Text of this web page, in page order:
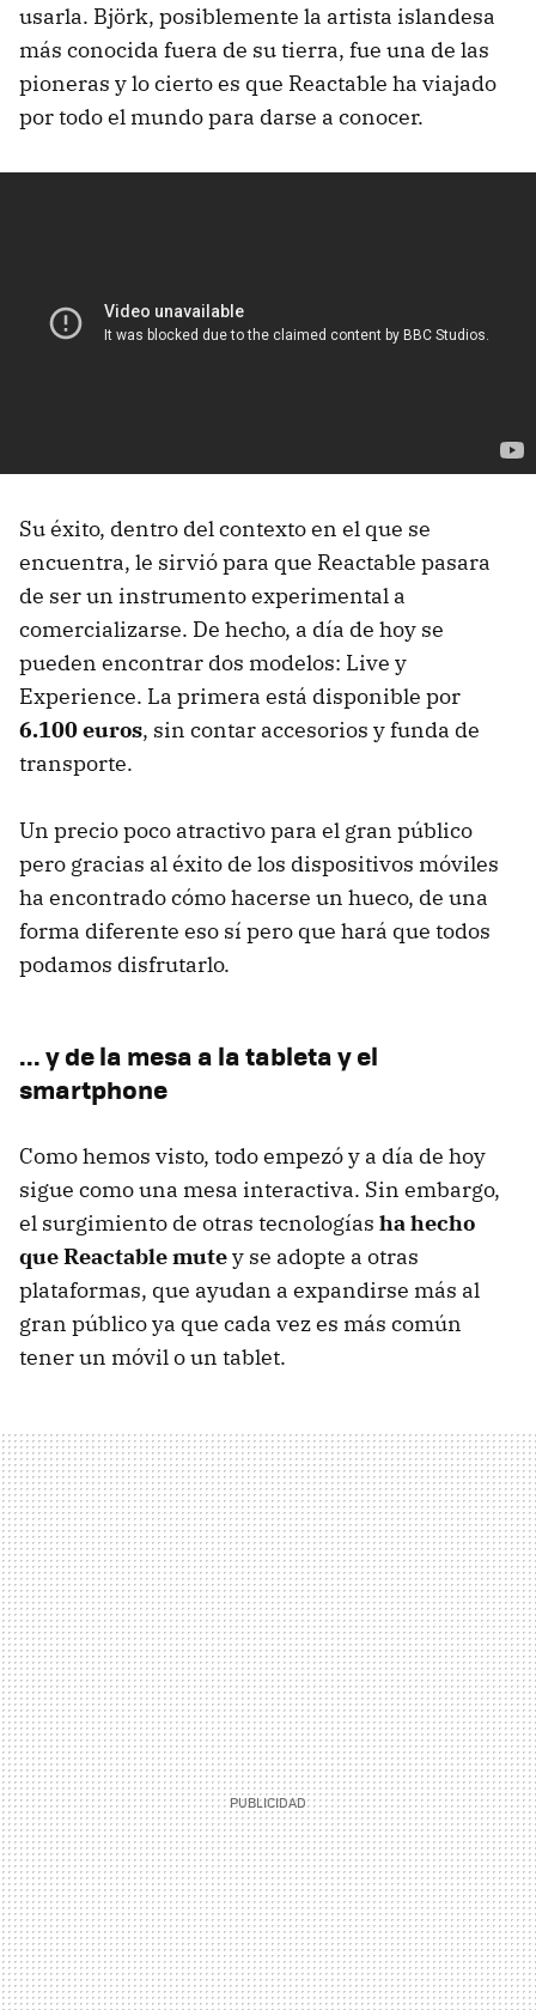
usarla. Björk, posiblemente la artista islandesa
más conocida fuera de su tierra, fue una de las
pioneras y lo cierto es que Reactable ha viajado
por todo el mundo para darse a conocer.
Su éxito, dentro del contexto en el que se
encuentra, le sirvió para que Reactable pasara
de ser un instrumento experimental a
comercializarse. De hecho, a día de hoy se
pueden encontrar dos modelos: Live y
Experience. La primera está disponible por
6.100 euros, sin contar accesorios y funda de
transporte.
Un precio poco atractivo para el gran público
pero gracias al éxito de los dispositivos móviles
ha encontrado cómo hacerse un hueco, de una
forma diferente eso sí pero que hará que todos
podamos disfrutarlo.
... y de la mesa a la tableta y el
smartphone
Como hemos visto, todo empezó y a día de hoy
sigue como una mesa interactiva. Sin embargo,
el surgimiento de otras tecnologías ha hecho
que Reactable mutey se adopte a otras
plataformas, que ayudan a expandirse más al
gran público ya que cada vez es más común
tener un móvil o un tablet.